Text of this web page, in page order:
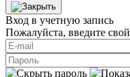
Вход в учетную запись
Пожалуйста, введите